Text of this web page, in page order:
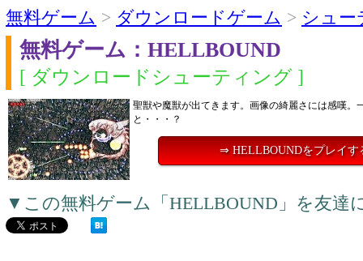
無料ゲーム > ダウンロードゲーム > シュー
無料ゲーム：HELLBOUND
[ ダウンロードシューティング ]
聖獣や魔獣が出てきます。画像の綺麗さには感嘆。
と・・・？
⇒ HELLBOUNDをプレイす
▼この無料ゲーム「HELLBOUND」を友達